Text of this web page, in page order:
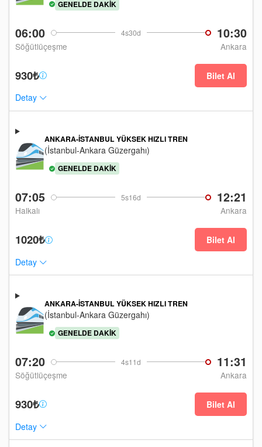
06:00 4s30d 10:30
Söğütlüçeşme Ankara
GENELDE DAKIK
930₺
Bilet Al
Detay
07:05 5s16d 12:21
Halkalı Ankara
ANKARA-İSTANBUL YÜKSEK HIZLI TREN
(İstanbul-Ankara Güzergahı)
GENELDE DAKIK
1020₺
Bilet Al
Detay
07:20 4s11d 11:31
Söğütlüçeşme Ankara
ANKARA-İSTANBUL YÜKSEK HIZLI TREN
(İstanbul-Ankara Güzergahı)
GENELDE DAKIK
930₺
Bilet Al
Detay